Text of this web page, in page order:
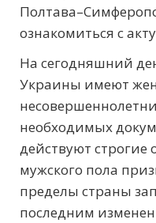
ознакомиться с
На сегодняшний
Украины имеют
необходимых
действуют
мужского пола
пределы страны
последним